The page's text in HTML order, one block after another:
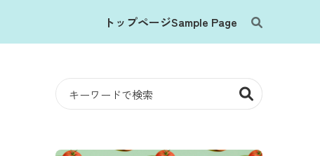
トップページSample Page